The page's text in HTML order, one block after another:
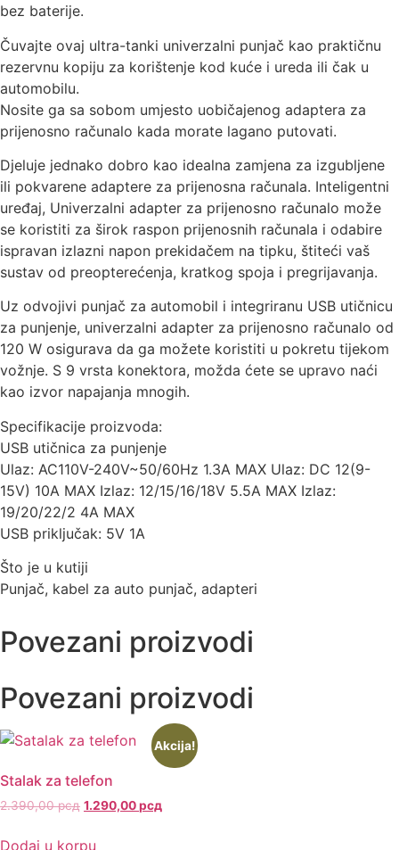
bez baterije.
Čuvajte ovaj ultra-tanki univerzalni punjač kao praktičnu
rezervnu kopiju za korištenje kod kuće i ureda ili čak u
automobilu.
Nosite ga sa sobom umjesto uobičajenog adaptera za
prijenosno računalo kada morate lagano putovati.
Djeluje jednako dobro kao idealna zamjena za izgubljene
ili pokvarene adaptere za prijenosna računala. Inteligentni
uređaj, Univerzalni adapter za prijenosno računalo može
se koristiti za širok raspon prijenosnih računala i odabire
ispravan izlazni napon prekidačem na tipku, štiteći vaš
sustav od preopterećenja, kratkog spoja i pregrijavanja.
Uz odvojivi punjač za automobil i integriranu USB utičnicu
za punjenje, univerzalni adapter za prijenosno računalo od
120 W osigurava da ga možete koristiti u pokretu tijekom
vožnje. S 9 vrsta konektora, možda ćete se upravo naći
kao izvor napajanja mnogih.
Specifikacije proizvoda:
USB utičnica za punjenje
Ulaz: AC110V-240V~50/60Hz 1.3A MAX Ulaz: DC 12(9-
15V) 10A MAX Izlaz: 12/15/16/18V 5.5A MAX Izlaz:
19/20/22/2 4A MAX
USB priključak: 5V 1A
Što je u kutiji
Punjač, ​​kabel za auto punjač, ​​adapteri
Povezani proizvodi
Povezani proizvodi
Akcija!
Stalak za telefon
2.390,00рсд 1.290,00рсд
Dodaj u korpu